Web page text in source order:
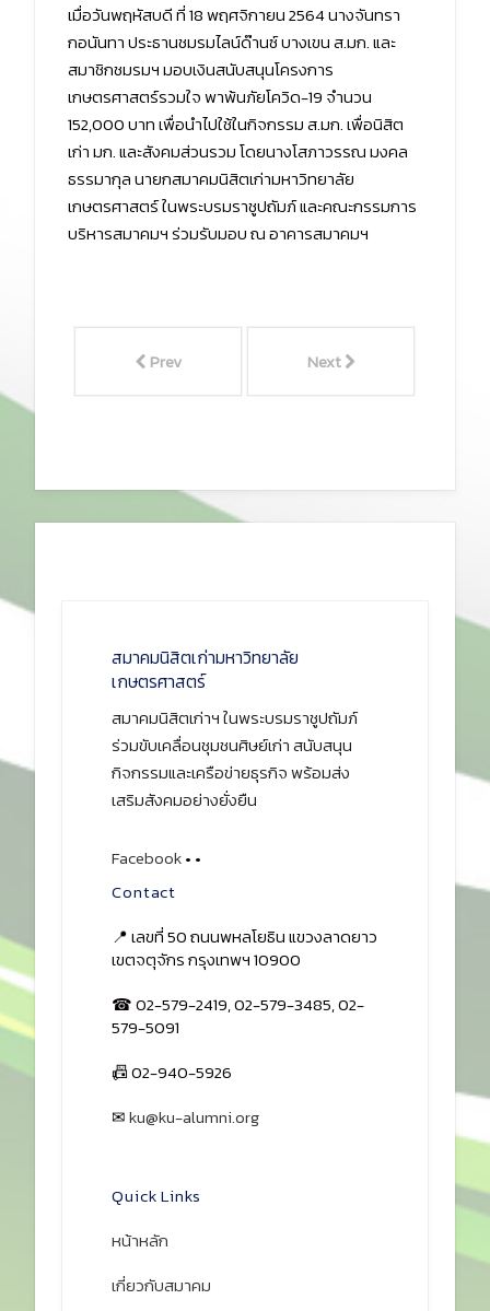
เมื่อวันพฤหัสบดี ที่ 18 พฤศจิกายน 2564 นางจันทรา
กอนันทา ประธานชมรมไลน์ด๊านซ์ บางเขน ส.มก. และ
สมาชิกชมรมฯ มอบเงินสนับสนุนโครงการ
เกษตรศาสตร์รวมใจ พาพ้นภัยโควิด-19 จำนวน
152,000 บาท เพื่อนำไปใช้ในกิจกรรม ส.มก. เพื่อนิสิต
เก่า มก. และสังคมส่วนรวม โดยนางโสภาวรรณ มงคล
ธรรมากุล นายกสมาคมนิสิตเก่ามหาวิทยาลัย
เกษตรศาสตร์ ในพระบรมราชูปถัมภ์ และคณะกรรมการ
บริหารสมาคมฯ ร่วมรับมอบ ณ อาคารสมาคมฯ
Prev Next
สมาคมนิสิตเก่ามหาวิทยาลัย
เกษตรศาสตร์
สมาคมนิสิตเก่าฯ ในพระบรมราชูปถัมภ์
ร่วมขับเคลื่อนชุมชนศิษย์เก่า สนับสนุน
กิจกรรมและเครือข่ายธุรกิจ พร้อมส่ง
เสริมสังคมอย่างยั่งยืน
Facebook• •
Contact
📍 เลขที่ 50 ถนนพหลโยธิน แขวงลาดยาว
เขตจตุจักร กรุงเทพฯ 10900
☎ 02-579-2419, 02-579-3485, 02-
579-5091
📠 02-940-5926
✉ku@ku-alumni.org
Quick Links
หน้าหลัก
เกี่ยวกับสมาคม